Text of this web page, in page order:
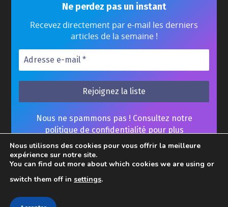
Ne perdez pas un instant
Recevez directement par e-mail les derniers
articles de la semaine !
Nous ne spammons pas ! Consultez notre
politique de confidentialité pour plus
d’informations.
Nous utilisons des cookies pour vous offrir la meilleure
expérience sur notre site.
You can find out more about which cookies we are using or
switch them off in settings.